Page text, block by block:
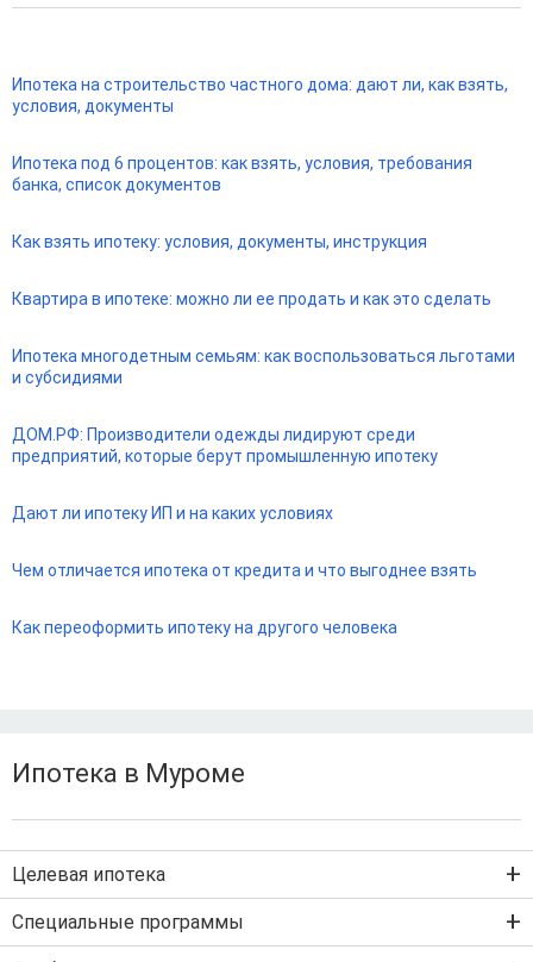
Ипотека на строительство частного дома: дают ли, как взять,
условия, документы
Ипотека под 6 процентов: как взять, условия, требования
банка, список документов
Как взять ипотеку: условия, документы, инструкция
Квартира в ипотеке: можно ли ее продать и как это сделать
Ипотека многодетным семьям: как воспользоваться льготами
и субсидиями
ДОМ.РФ: Производители одежды лидируют среди
предприятий, которые берут промышленную ипотеку
Дают ли ипотеку ИП и на каких условиях
Чем отличается ипотека от кредита и что выгоднее взять
Как переоформить ипотеку на другого человека
Ипотека в Муроме
Целевая ипотека
Ипотека на вторичку
Специальные программы